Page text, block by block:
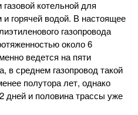
котельной для
горячей водой. В настоящее
газопровода
около 6
ведется на пяти
в среднем газопровод такой
полутора лет, однако
дней и половина трассы уже